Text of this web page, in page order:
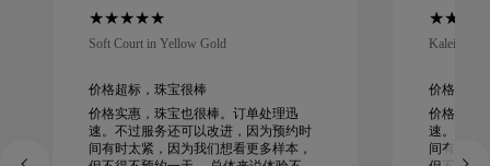
Soft Court in Yellow Gold
价格超标，珠宝很棒
价格实惠，珠宝也很棒。订单处理迅
速。不过服务还可以改进，因为预约时
间有时太紧，因为我们想看更多样本，
Kaleida
价格超标
价格实惠
速。不过
间有时太